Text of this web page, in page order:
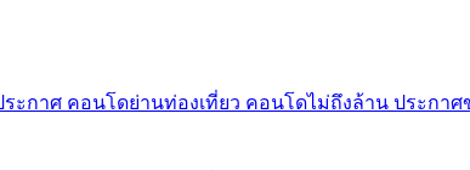
ระกาศ คอนโดย่านท่องเที่ยว คอนโดไม่ถึงล้าน ประก